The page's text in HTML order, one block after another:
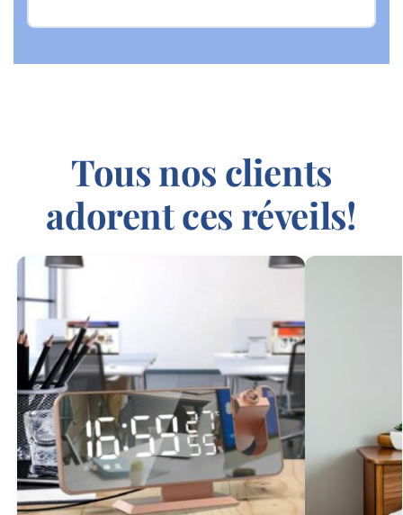
Tous nos clients
adorent ces réveils!